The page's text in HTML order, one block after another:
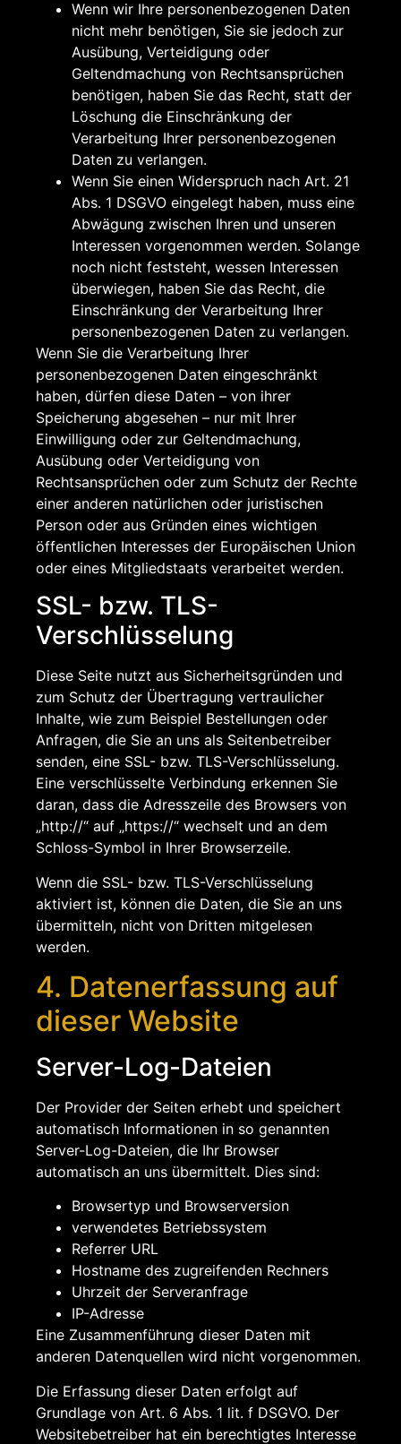
Wenn wir Ihre personenbezogenen Daten
nicht mehr benötigen, Sie sie jedoch zur
Ausübung, Verteidigung oder
Geltendmachung von Rechtsansprüchen
benötigen, haben Sie das Recht, statt der
Löschung die Einschränkung der
Verarbeitung Ihrer personenbezogenen
Daten zu verlangen.
Wenn Sie einen Widerspruch nach Art. 21
Abs. 1 DSGVO eingelegt haben, muss eine
Abwägung zwischen Ihren und unseren
Interessen vorgenommen werden. Solange
noch nicht feststeht, wessen Interessen
überwiegen, haben Sie das Recht, die
Einschränkung der Verarbeitung Ihrer
personenbezogenen Daten zu verlangen.
Wenn Sie die Verarbeitung Ihrer
personenbezogenen Daten eingeschränkt
haben, dürfen diese Daten – von ihrer
Speicherung abgesehen – nur mit Ihrer
Einwilligung oder zur Geltendmachung,
Ausübung oder Verteidigung von
Rechtsansprüchen oder zum Schutz der Rechte
einer anderen natürlichen oder juristischen
Person oder aus Gründen eines wichtigen
öffentlichen Interesses der Europäischen Union
oder eines Mitgliedstaats verarbeitet werden.
SSL- bzw. TLS-
Verschlüsselung
Diese Seite nutzt aus Sicherheitsgründen und
zum Schutz der Übertragung vertraulicher
Inhalte, wie zum Beispiel Bestellungen oder
Anfragen, die Sie an uns als Seitenbetreiber
senden, eine SSL- bzw. TLS-Verschlüsselung.
Eine verschlüsselte Verbindung erkennen Sie
daran, dass die Adresszeile des Browsers von
„http://“ auf „https://“ wechselt und an dem
Schloss-Symbol in Ihrer Browserzeile.
Wenn die SSL- bzw. TLS-Verschlüsselung
aktiviert ist, können die Daten, die Sie an uns
übermitteln, nicht von Dritten mitgelesen
werden.
4. Datenerfassung auf
dieser Website
Server-Log-Dateien
Der Provider der Seiten erhebt und speichert
automatisch Informationen in so genannten
Server-Log-Dateien, die Ihr Browser
automatisch an uns übermittelt. Dies sind:
Browsertyp und Browserversion
verwendetes Betriebssystem
Referrer URL
Hostname des zugreifenden Rechners
Uhrzeit der Serveranfrage
IP-Adresse
Eine Zusammenführung dieser Daten mit
anderen Datenquellen wird nicht vorgenommen.
Die Erfassung dieser Daten erfolgt auf
Grundlage von Art. 6 Abs. 1 lit. f DSGVO. Der
Websitebetreiber hat ein berechtigtes Interesse